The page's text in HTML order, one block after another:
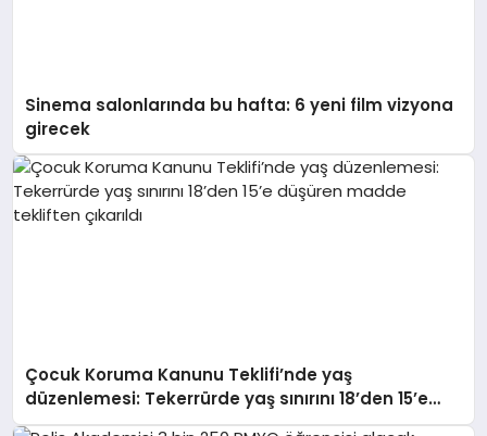
Sinema salonlarında bu hafta: 6 yeni film vizyona
girecek
Çocuk Koruma Kanunu Teklifi’nde yaş
düzenlemesi: Tekerrürde yaş sınırını 18’den 15’e
düşüren madde tekliften çıkarıldı